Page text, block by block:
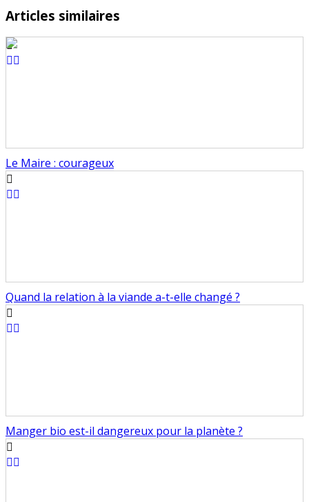
Articles similaires
Le Maire : courageux
Quand la relation à la viande a-t-elle changé ?
Manger bio est-il dangereux pour la planète ?